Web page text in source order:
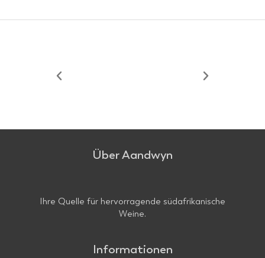
Über Aandwyn
Ihre Quelle für hervorragende südafrikanische
Weine.
Informationen